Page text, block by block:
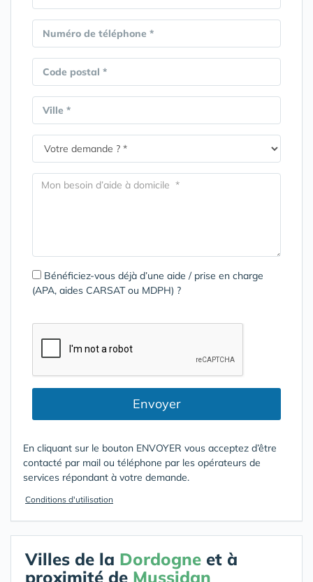
Numéro de téléphone *
Code postal *
Ville *
Bénéficiez-vous déjà d’une aide / prise en charge
(APA, aides CARSAT ou MDPH) ?
Envoyer
En cliquant sur le bouton ENVOYER vous acceptez d’être
contacté par mail ou téléphone par les opérateurs de
services répondant à votre demande.
Conditions d'utilisation
Villes de la Dordogne et à
proximité de Mussidan